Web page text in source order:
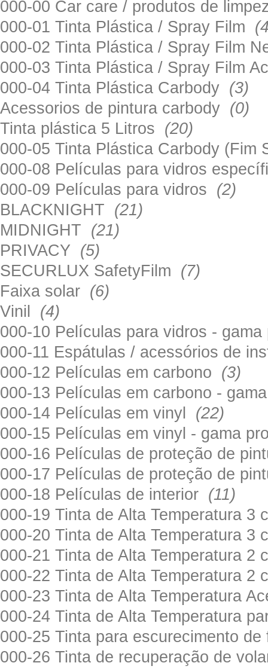
000-00 Car care / produtos de
000-01 Tinta Plástica / Spray Film
000-02 Tinta Plástica / Spray Film
000-03 Tinta Plástica / Spray Film
000-04 Tinta Plástica Carbody (3)
Acessorios de pintura carbody (0)
Tinta plástica 5 Litros (20)
000-05 Tinta Plástica Carbody
000-08 Películas para vidros
000-09 Películas para vidros (2)
BLACKNIGHT (21)
MIDNIGHT (21)
PRIVACY (5)
SECURLUX SafetyFilm (7)
Faixa solar (6)
Vinil (4)
000-10 Películas para vidros -
000-11 Espátulas / acessórios de
000-12 Películas em carbono (3)
000-13 Películas em carbono -
000-14 Películas em vinyl (22)
000-15 Películas em vinyl - gama
000-16 Películas de proteção de
000-17 Películas de proteção de
000-18 Películas de interior (11)
000-19 Tinta de Alta Temperatura
000-20 Tinta de Alta Temperatura
000-21 Tinta de Alta Temperatura
000-22 Tinta de Alta Temperatura
000-23 Tinta de Alta Temperatura
000-24 Tinta de Alta Temperatura
000-25 Tinta para escurecimento
000-26 Tinta de recuperação de